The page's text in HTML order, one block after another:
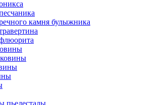
камня булыжника
пьедесталы